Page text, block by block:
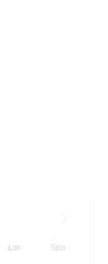
Lør Søn